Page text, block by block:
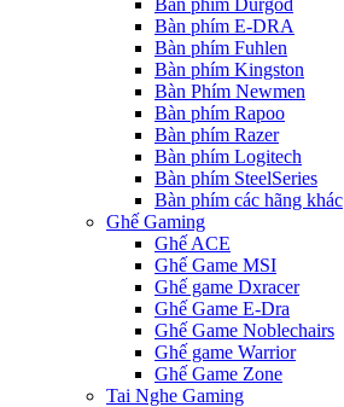
Bàn phím Durgod
Bàn phím E-DRA
Bàn phím Fuhlen
Bàn phím Kingston
Bàn Phím Newmen
Bàn phím Rapoo
Bàn phím Razer
Bàn phím Logitech
Bàn phím SteelSeries
Bàn phím các hãng khác
Ghế Gaming
Ghế ACE
Ghế Game MSI
Ghế game Dxracer
Ghế Game E-Dra
Ghế Game Noblechairs
Ghế game Warrior
Ghế Game Zone
Tai Nghe Gaming